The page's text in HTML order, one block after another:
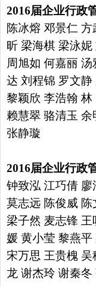
2016届企业行政
陈冰熔 邓景仁
昕 梁海棋 梁泳妮
周旭如 何嘉丽
达 刘程锦 罗文
黎颖欣 李浩翰 林
赖慧翠 骆清玉 余
张静璇
2016届企业行政
钟致泓 江巧倩
莫志远 陈俊威 陈
梁子然 麦志锋
媛 黄小莹 黎燕
宋万思 王贵槐 吴
龙 谢杰玲 谢秦冬